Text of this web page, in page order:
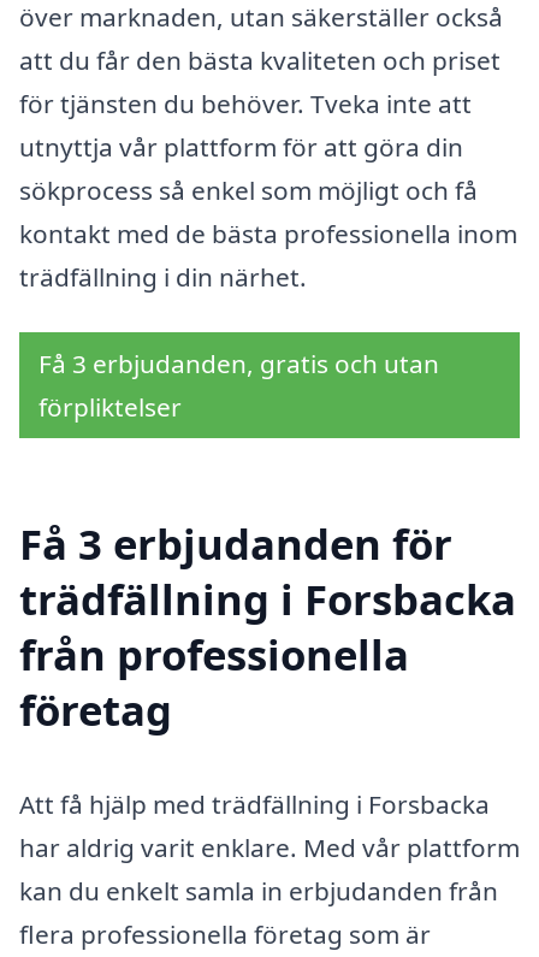
över marknaden, utan säkerställer också
att du får den bästa kvaliteten och priset
för tjänsten du behöver. Tveka inte att
utnyttja vår plattform för att göra din
sökprocess så enkel som möjligt och få
kontakt med de bästa professionella inom
trädfällning i din närhet.
Få 3 erbjudanden, gratis och utan
förpliktelser
Få 3 erbjudanden för
trädfällning i Forsbacka
från professionella
företag
Att få hjälp med trädfällning i Forsbacka
har aldrig varit enklare. Med vår plattform
kan du enkelt samla in erbjudanden från
flera professionella företag som är